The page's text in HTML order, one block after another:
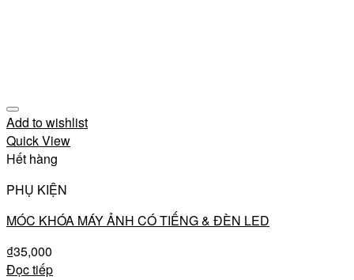
Add to wishlist
Quick View
Hết hàng
PHỤ KIỆN
MÓC KHÓA MÁY ẢNH CÓ TIẾNG & ĐÈN LED
₫35,000
Đọc tiếp